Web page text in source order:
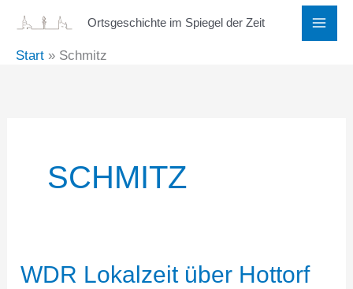
springen
Ortsgeschichte im Spiegel der Zeit
Start Schmitz
SCHMITZ
WDR Lokalzeit über Hottorf